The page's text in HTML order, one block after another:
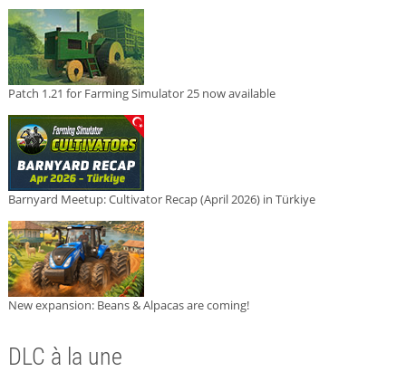
Patch 1.21 for Farming Simulator 25 now available
Barnyard Meetup: Cultivator Recap (April 2026) in Türkiye
New expansion: Beans & Alpacas are coming!
DLC à la une